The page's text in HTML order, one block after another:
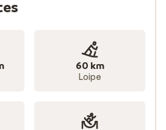
richting Jochberg. Je
Dit wordt de Kitzbüheler Alpen
60 km
Loipe